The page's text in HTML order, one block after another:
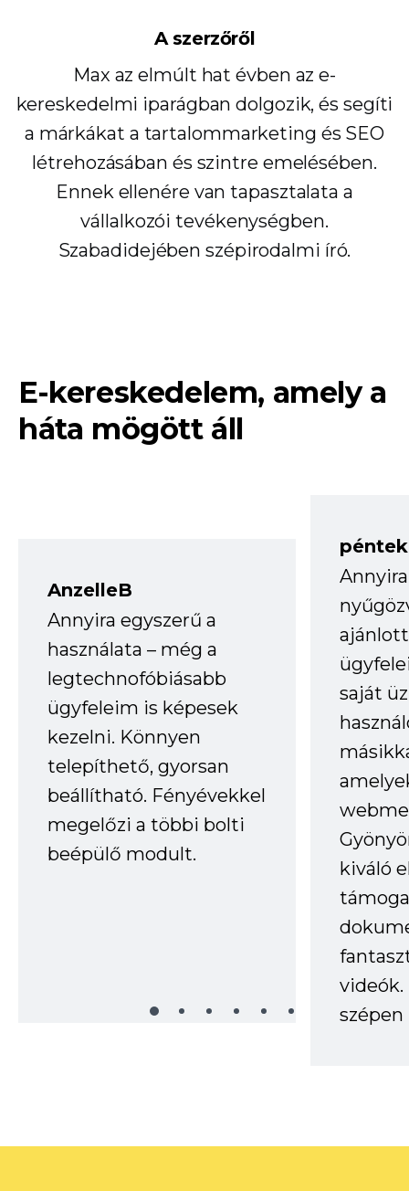
A szerzőről
Max az elmúlt hat évben az e-
kereskedelmi iparágban dolgozik, és segíti
a márkákat a tartalommarketing és SEO
létrehozásában és szintre emelésében.
Ennek ellenére van tapasztalata a
vállalkozói tevékenységben.
Szabadidejében szépirodalmi író.
E-kereskedelem, amely a
háta mögött áll
AnzelleB
Annyira egyszerű a
használata – még a
legtechnofóbiásabb
ügyfeleim is képesek
kezelni. Könnyen
telepíthető, gyorsan
beállítható. Fényévekkel
megelőzi a többi bolti
beépülő modult.
saját
kiváló
videók.